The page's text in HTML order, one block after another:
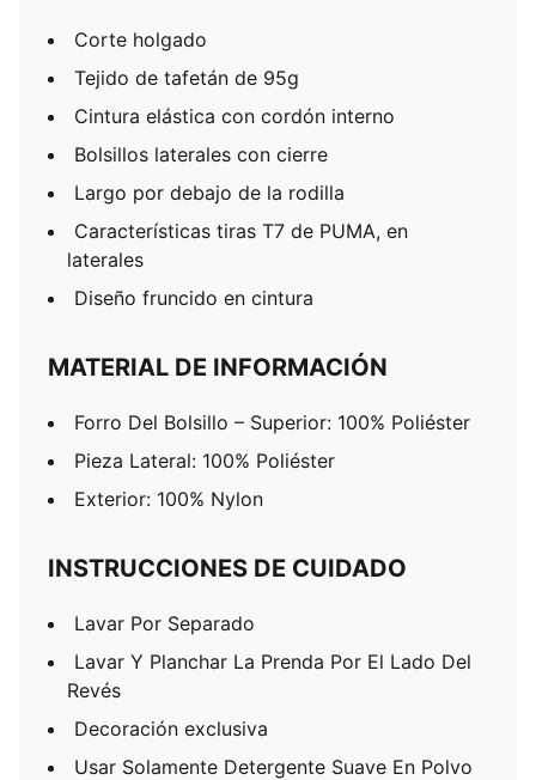
Corte holgado
Tejido de tafetán de 95g
Cintura elástica con cordón interno
Bolsillos laterales con cierre
Largo por debajo de la rodilla
Características tiras T7 de PUMA, en
laterales
Diseño fruncido en cintura
MATERIAL DE INFORMACIÓN
Forro Del Bolsillo – Superior: 100% Poliéster
Pieza Lateral: 100% Poliéster
Exterior: 100% Nylon
INSTRUCCIONES DE CUIDADO
Lavar Por Separado
Lavar Y Planchar La Prenda Por El Lado Del
Revés
Decoración exclusiva
Usar Solamente Detergente Suave En Polvo